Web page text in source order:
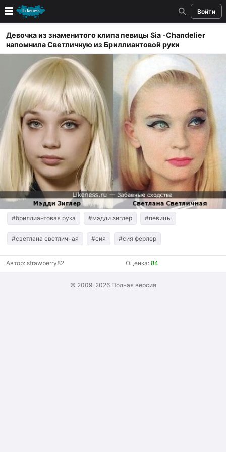
Войти
Новые
Лучшие
Голосование
Кандидаты
Случайное сходство 👍
Создать сходство
Для публикации необходима авторизация
Поиск
Девочка из знаменитого клипа певицы Sia -Chandelier
напомнила Светличную из Бриллиантовой руки
#бриллиантовая рука #мэдди зиглер #певицы
#светлана светличная #сия #сия ферлер
Автор: strawberry82 Оценка: 84
© 2009–2026 Полная версия